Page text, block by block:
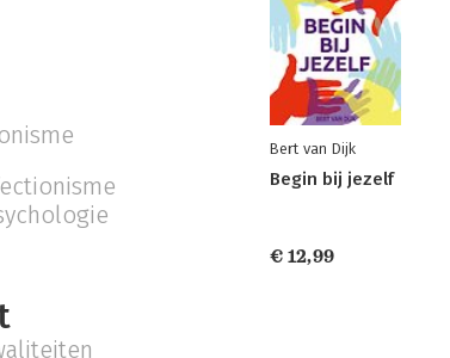
Bert van Dijk
Begin bij jezelf
€ 12,99